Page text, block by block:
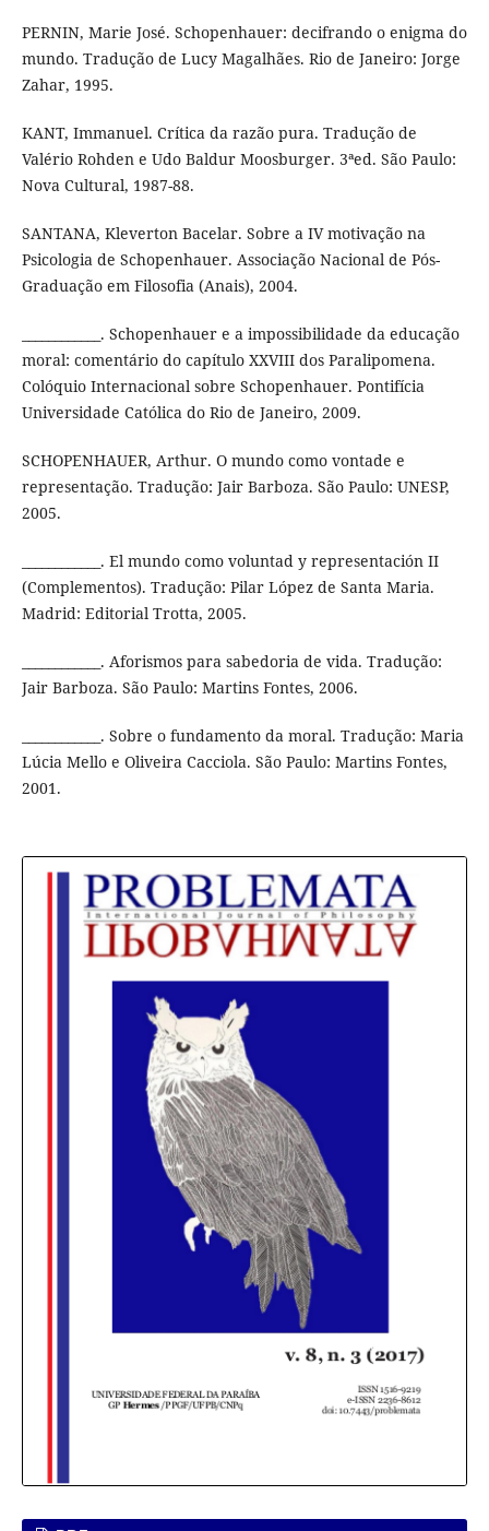
PERNIN, Marie José. Schopenhauer: decifrando o enigma do
mundo. Tradução de Lucy Magalhães. Rio de Janeiro: Jorge
Zahar, 1995.
KANT, Immanuel. Crítica da razão pura. Tradução de
Valério Rohden e Udo Baldur Moosburger. 3ªed. São Paulo:
Nova Cultural, 1987-88.
SANTANA, Kleverton Bacelar. Sobre a IV motivação na
Psicologia de Schopenhauer. Associação Nacional de Pós-
Graduação em Filosofia (Anais), 2004.
____________. Schopenhauer e a impossibilidade da educação
moral: comentário do capítulo XXVIII dos Paralipomena.
Colóquio Internacional sobre Schopenhauer. Pontifícia
Universidade Católica do Rio de Janeiro, 2009.
SCHOPENHAUER, Arthur. O mundo como vontade e
representação. Tradução: Jair Barboza. São Paulo: UNESP,
2005.
____________. El mundo como voluntad y representación II
(Complementos). Tradução: Pilar López de Santa Maria.
Madrid: Editorial Trotta, 2005.
____________. Aforismos para sabedoria de vida. Tradução:
Jair Barboza. São Paulo: Martins Fontes, 2006.
____________. Sobre o fundamento da moral. Tradução: Maria
Lúcia Mello e Oliveira Cacciola. São Paulo: Martins Fontes,
2001.